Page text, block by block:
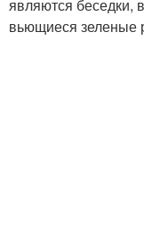
являются беседки,
вьющиеся зеленые